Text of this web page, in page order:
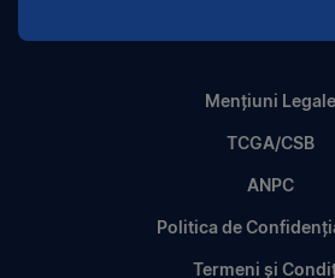
Mențiuni Legale
TCGA/CSB
ANPC
Politica de
Termeni și